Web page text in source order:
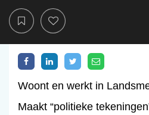
Woont en werkt in
Maakt “politieke